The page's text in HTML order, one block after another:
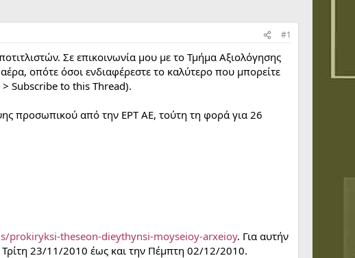
#1
Σε επικοινωνία μου με το Τμήμα Αξιολόγησης
οπότε όσοι ενδιαφέρεστε το καλύτερο που μπορείτε
> Subscribe to this Thread).
προσωπικού από την ΕΡΤ ΑΕ, τούτη τη φορά για 26
prokiryksi-theseon-dieythynsi-moyseioy-arxeioy. Για αυτήν
23/11/2010 έως και την Πέμπτη 02/12/2010.